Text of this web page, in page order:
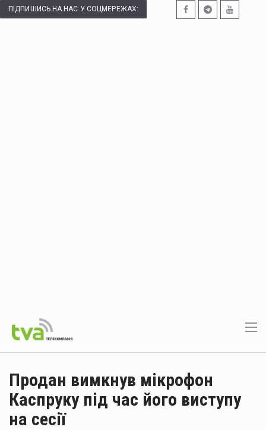
ПІДПИШИСЬ НА НАС У СОЦМЕРЕЖАХ:
Продан вимкнув мікрофон
Каспруку під час його виступу
на сесії